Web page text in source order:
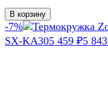
В корзину
-7%
SX-KA305 459 ₽5 843